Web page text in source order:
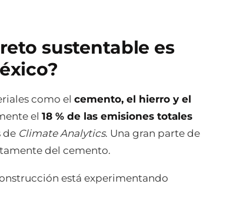
sustentable es
como el cemento, el hierro y el
el 18 % de las emisiones totales
de Climate Analytics. Una gran parte de
del cemento.
está experimentando